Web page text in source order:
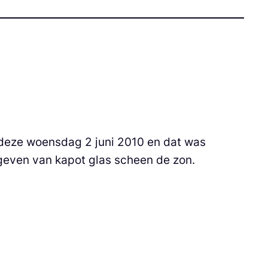
woensdag 2 juni 2010 en dat was
van kapot glas scheen de zon.